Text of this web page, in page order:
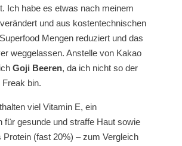
Ich habe es etwas nach meinem
und aus kostentechnischen
Mengen reduziert und das
weggelassen. Anstelle von Kakao
Goji Beeren, da ich nicht so der
bin.
viel Vitamin E, ein
für gesunde und straffe Haut sowie
Protein (fast 20%) – zum Vergleich